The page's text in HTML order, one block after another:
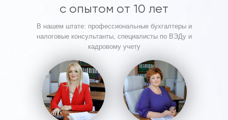
с опытом от 10 лет
В нашем штате: профессиональные бухгалтеры и
налоговые консультанты, специалисты по ВЭДу и
кадровому учету